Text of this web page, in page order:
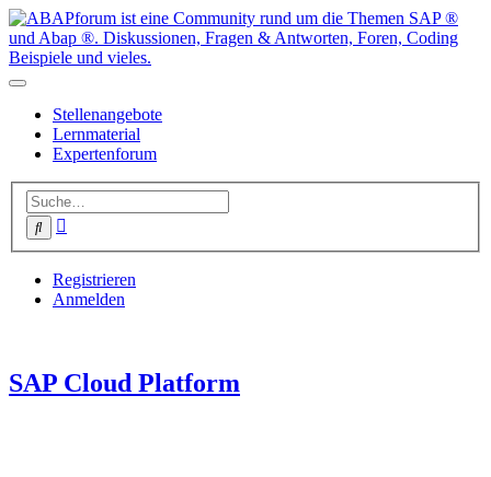
Stellenangebote
Lernmaterial
Expertenforum
Suche
Registrieren
Anmelden
SAP Cloud Platform